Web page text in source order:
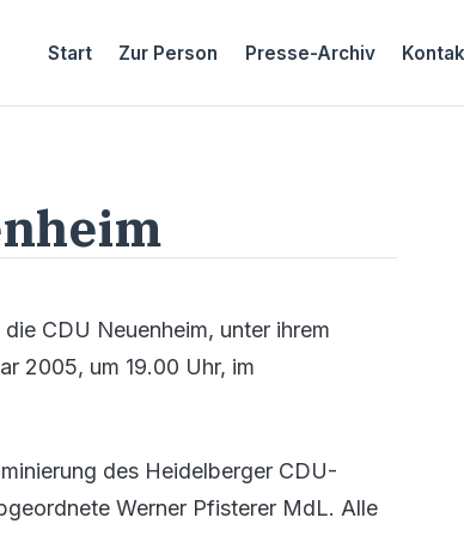
Start Zur Person Presse-Archiv
CDU Neuenheim, unter ihrem
2005, um 19.00 Uhr, im
des Heidelberger CDU-
Werner Pfisterer MdL. Alle